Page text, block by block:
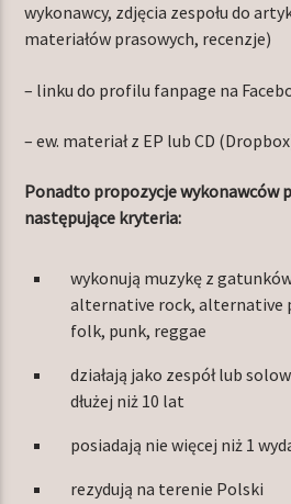
wykonawcy, zdjęcia zespołu do
materiałów prasowych, recenzje)
– linku do profilu fanpage na
– ew. materiał z EP lub CD
Ponadto propozycje wykonawców
następujące kryteria:
wykonują muzykę z
alternative rock, alternative
folk, punk, reggae
działają jako zespół lub
dłużej niż 10 lat
posiadają nie więcej niż 1
rezydują na terenie Polski